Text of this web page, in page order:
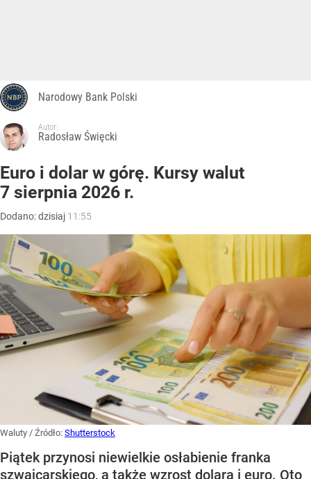
Narodowy Bank Polski
Autor:
Radosław Święcki
Euro i dolar w górę. Kursy walut
7 sierpnia 2026 r.
Dodano:dzisiaj 11:55
Waluty / Źródło: Shutterstock
Piątek przynosi niewielkie osłabienie franka
szwajcarskiego, a także wzrost dolara i euro. Oto